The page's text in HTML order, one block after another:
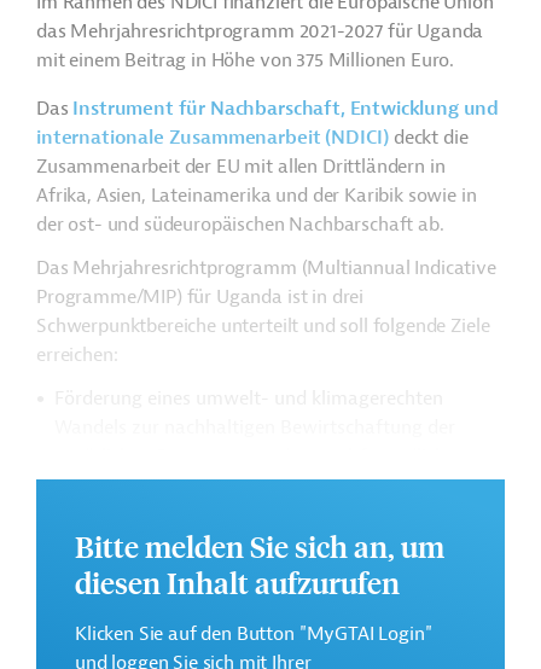
das Mehrjahresrichtprogramm 2021-2027 für Uganda
mit einem Beitrag in Höhe von 375 Millionen Euro.
Das Instrument für Nachbarschaft, Entwicklung und
internationale Zusammenarbeit (NDICI) deckt die
Zusammenarbeit der EU mit allen Drittländern in
Afrika, Asien, Lateinamerika und der Karibik sowie in
der ost- und südeuropäischen Nachbarschaft ab.
Das Mehrjahresrichtprogramm (Multiannual Indicative
Programme/MIP) für Uganda ist in drei
Schwerpunktbereiche unterteilt und soll folgende Ziele
erreichen:
Städten;
Wachstum, Beschäftigungen und Investitionen,
Verbesserung der wirtschaftlichen Grundlagen,
Beschäftigungsverhältnissen;
Förderung der Demokratie sowie der sozialen
Bitte melden Sie sich an, um
diesen Inhalt aufzurufen
Klicken Sie auf den Button "MyGTAI Login"
und loggen Sie sich mit Ihrer